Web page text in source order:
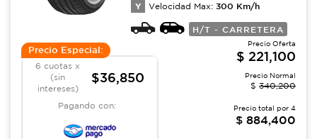
Y Velocidad Max: 300 Km/h
H/T - CARRETERA
Precio Especial:
6 cuotas x
(sin
intereses)
$36,850
Pagando con:
Precio Oferta
$ 221,100
Precio Normal
$ 340,200
Precio total por 4
$ 884,400